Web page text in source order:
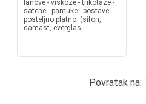
lanove - viskoze - trikotaže -
satene - pamuke - postave... -
posteljno platno (sifon,
damast, everglas,...
Povratak na: